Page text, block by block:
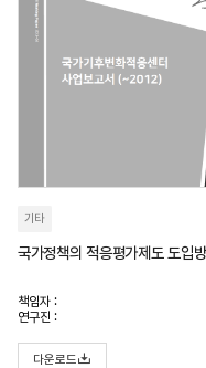
기타
국가정책의 적응평가제도 도입
책임자 :
연구진 :
다운로드